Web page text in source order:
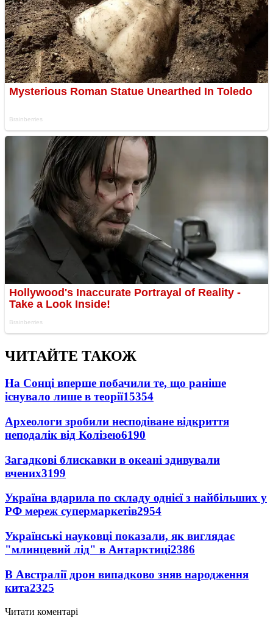
ЧИТАЙТЕ ТАКОЖ
На Сонці вперше побачили те, що раніше
існувало лише в теорії15354
Археологи зробили несподіване відкриття
неподалік від Колізею6190
Загадкові блискавки в океані здивували
вчених3199
Україна вдарила по складу однієї з найбільших у
РФ мереж супермаркетів2954
Українські науковці показали, як виглядає
"млинцевий лід" в Антарктиці2386
В Австралії дрон випадково зняв народження
кита2325
Читати коментарі